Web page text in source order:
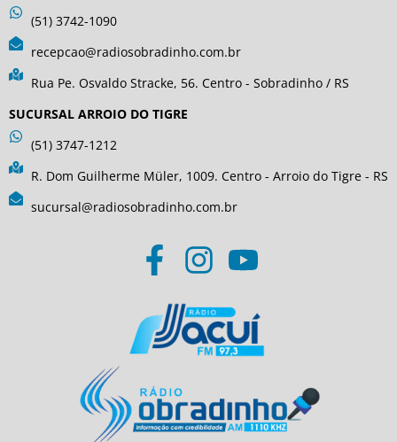
(51) 3742-1090
recepcao@radiosobradinho.com.br
Rua Pe. Osvaldo Stracke, 56. Centro - Sobradinho / RS
SUCURSAL ARROIO DO TIGRE
(51) 3747-1212
R. Dom Guilherme Müler, 1009. Centro - Arroio do Tigre - RS
sucursal@radiosobradinho.com.br